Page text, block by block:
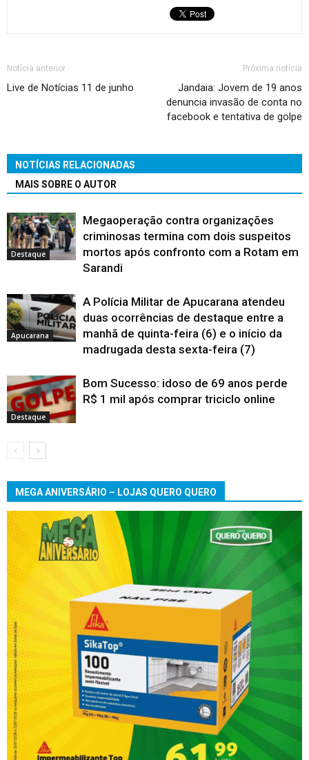
Notícia anterior
Live de Notícias 11 de junho
Próxima notícia
Jandaia: Jovem de 19 anos
denuncia invasão de conta no
facebook e tentativa de golpe
NOTÍCIAS RELACIONADAS
MAIS SOBRE O AUTOR
Destaque
Megaoperação contra organizações
criminosas termina com dois suspeitos
mortos após confronto com a Rotam em
Sarandi
Apucarana
A Polícia Militar de Apucarana atendeu
duas ocorrências de destaque entre a
manhã de quinta-feira (6) e o início da
madrugada desta sexta-feira (7)
Destaque
Bom Sucesso: idoso de 69 anos perde
R$ 1 mil após comprar triciclo online
MEGA ANIVERSÁRIO – LOJAS QUERO QUERO